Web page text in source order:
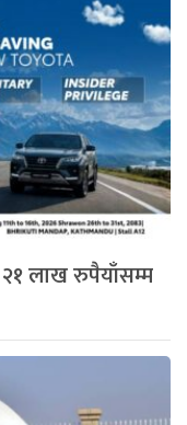
२१ लाख रुपैयाँसम्म